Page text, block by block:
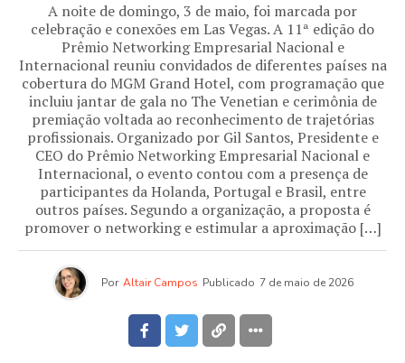
A noite de domingo, 3 de maio, foi marcada por
celebração e conexões em Las Vegas. A 11ª edição do
Prêmio Networking Empresarial Nacional e
Internacional reuniu convidados de diferentes países na
cobertura do MGM Grand Hotel, com programação que
incluiu jantar de gala no The Venetian e cerimônia de
premiação voltada ao reconhecimento de trajetórias
profissionais. Organizado por Gil Santos, Presidente e
CEO do Prêmio Networking Empresarial Nacional e
Internacional, o evento contou com a presença de
participantes da Holanda, Portugal e Brasil, entre
outros países. Segundo a organização, a proposta é
promover o networking e estimular a aproximação […]
Por Altair Campos Publicado 7 de maio de 2026